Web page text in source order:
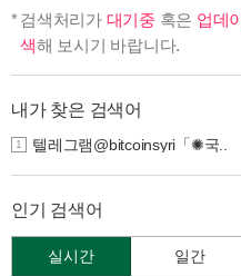
검색처리가 대기중 혹은 업데
색해 보시기 바랍니다.
내가 찾은 검색어
1 텔레그램@bitcoinsyri「✺국..
인기 검색어
실시간 일간